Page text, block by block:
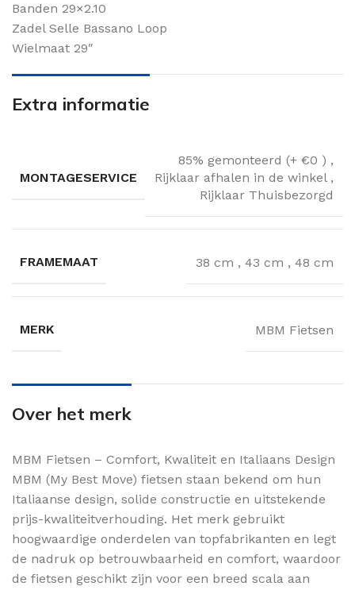
Banden 29×2.10
Zadel Selle Bassano Loop
Wielmaat 29″
Extra informatie
MONTAGESERVICE
85% gemonteerd (+ €0 ) ,
Rijklaar afhalen in de winkel ,
Rijklaar Thuisbezorgd
FRAMEMAAT 38 cm , 43 cm , 48 cm
MERK MBM Fietsen
Over het merk
MBM Fietsen – Comfort, Kwaliteit en Italiaans Design
MBM (My Best Move) fietsen staan bekend om hun
Italiaanse design, solide constructie en uitstekende
prijs-kwaliteitverhouding. Het merk gebruikt
hoogwaardige onderdelen van topfabrikanten en legt
de nadruk op betrouwbaarheid en comfort, waardoor
de fietsen geschikt zijn voor een breed scala aan